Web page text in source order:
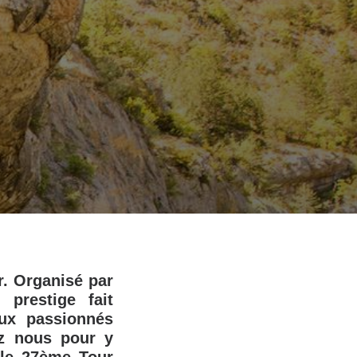
Organisé par
prestige fait
passionnés
nous pour y